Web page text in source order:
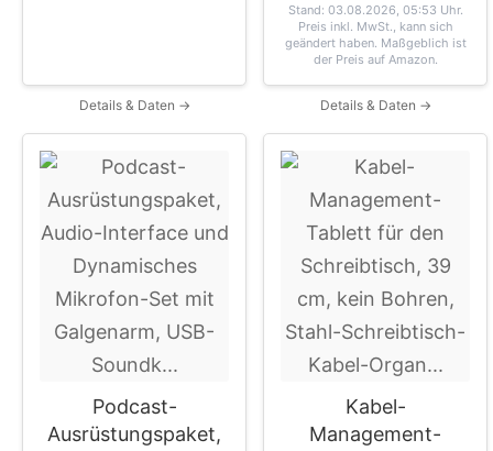
Details & Daten →
Stand: 03.08.2026, 05:53 Uhr.
Preis inkl. MwSt., kann sich
geändert haben. Maßgeblich ist
der Preis auf Amazon.
Details & Daten →
Podcast-
Ausrüstungspaket,
Kabel-
Management-